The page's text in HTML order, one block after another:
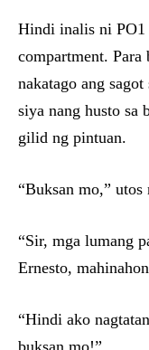
Hindi inalis ni PO1
compartment.
nakatago ang
siya nang husto sa
gilid ng pintuan.
“Buksan mo,” utos
“Sir, mga lumang
Ernesto,
“Hindi ako